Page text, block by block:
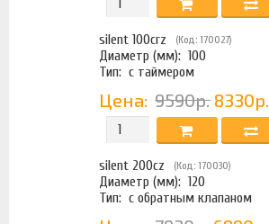
silent 100crz (Код: 170027)
Диаметр (мм): 100
Тип: с таймером
Цена: 9590р. 8330р.
silent 200cz (Код: 170030)
Диаметр (мм): 120
Тип: с обратным клапаном